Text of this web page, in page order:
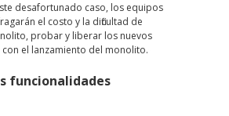
desafortunado caso, los equipos
el costo y la dificultad de
probar y liberar los nuevos
el lanzamiento del monolito.
funcionalidades